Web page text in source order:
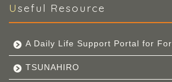
Useful Resource
A Daily Life Support Portal for
TSUNAHIRO